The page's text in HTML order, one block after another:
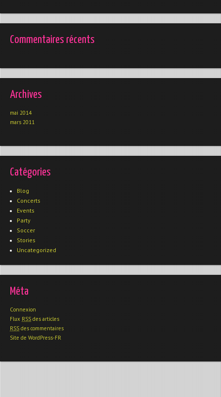
Commentaires récents
Archives
mai 2014
mars 2011
Catégories
Blog
Concerts
Events
Party
Soccer
Stories
Uncategorized
Méta
Connexion
Flux RSS des articles
RSS des commentaires
Site de WordPress-FR